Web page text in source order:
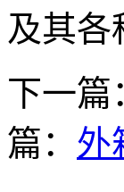
及其各
下一篇
篇： 外